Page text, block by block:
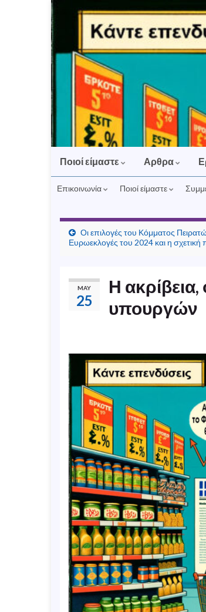
Ποιοί είμαστε Αρθρα
Επικοινωνία Ποιοί είμαστε
Οι επιλογές του Κόμματος
Ευρωεκλογές του 2024 και η
MAY
25
Η ακρίβεια,
υπουργών